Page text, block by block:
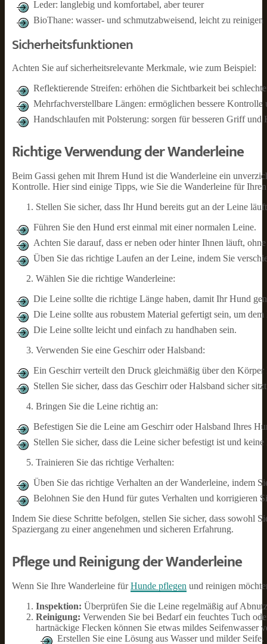
Leder: langlebig und komfortabel, aber teurer
BioThane: wasser- und schmutzabweisend, leicht zu reinigen
Sicherheitsfunktionen
Achten Sie auf sicherheitsrelevante Merkmale, wie zum Beispiel:
Reflektierende Streifen: erhöhen die Sichtbarkeit bei
Mehrfachverstellbare Längen: ermöglichen bessere Kontrolle
Handschlaufen mit Polsterung: sorgen für besseren Griff und
Richtige Verwendung der Wanderleine
Beim Gassi gehen mit Ihrem Hund ist die Wanderleine ein
Kontrolle. Hier sind einige Tipps, wie Sie die Wanderleine für
Stellen Sie sicher, dass Ihr Hund bereits gut an der Leine
Führen Sie den Hund erst einmal mit einer normalen Leine.
Achten Sie darauf, dass er neben oder hinter Ihnen läuft,
Üben Sie das richtige Laufen an der Leine, indem Sie
Wählen Sie die richtige Wanderleine:
Die Leine sollte die richtige Länge haben, damit Ihr Hund
Die Leine sollte aus robustem Material gefertigt sein, um
Die Leine sollte leicht und einfach zu handhaben sein.
Verwenden Sie eine Geschirr oder Halsband:
Ein Geschirr verteilt den Druck gleichmäßig über den
Stellen Sie sicher, dass das Geschirr oder Halsband sicher
Bringen Sie die Leine richtig an:
Befestigen Sie die Leine am Geschirr oder Halsband Ihres
Stellen Sie sicher, dass die Leine sicher befestigt ist und
Trainieren Sie das richtige Verhalten:
Üben Sie das richtige Verhalten an der Wanderleine, indem
Belohnen Sie den Hund für gutes Verhalten und korrigieren
Indem Sie diese Schritte befolgen, stellen Sie sicher, dass sowohl
Spaziergang zu einer angenehmen und sicheren Erfahrung.
Pflege und Reinigung der Wanderleine
Wenn Sie Ihre Wanderleine fürHunde pflegen und reinigen
Inspektion: Überprüfen Sie die Leine regelmäßig auf
Reinigung: Verwenden Sie bei Bedarf ein feuchtes Tuch
hartnäckige Flecken können Sie etwas mildes Seifenwasser
Erstellen Sie eine Lösung aus Wasser und milder Seife.